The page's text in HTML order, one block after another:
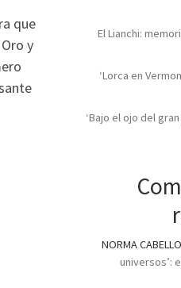
que
y
El Lianchi:
‘Lorca en
‘Bajo el ojo del
NORMA CABELLO
universos’: